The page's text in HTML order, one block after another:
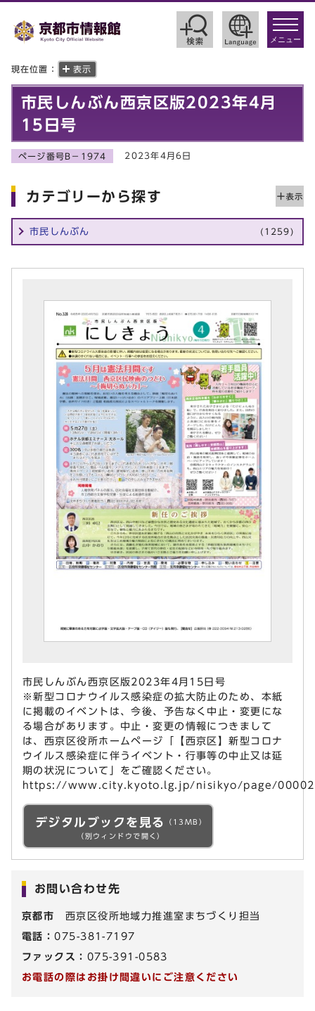
toggle
メニュー
現在位置： 表示
市民しんぶん西京区版2023年4月
15日号
ページ番号B－1974 2023年4月6日
カテゴリーから探す
市民しんぶん (1259)
市民しんぶん西京区版2023年4月15日号
※新型コロナウイルス感染症の拡大防止のため、本紙
に掲載のイベントは、今後、予告なく中止・変更にな
る場合があります。中止・変更の情報につきまして
は、西京区役所ホームページ「【西京区】新型コロナ
ウイルス感染症に伴うイベント・行事等の中止又は延
期の状況について」をご確認ください。
https://www.city.kyoto.lg.jp/nisikyo/page/
デジタルブックを見る
（13MB）
（別ウィンドウで開く）
お問い合わせ先
京都市 西京区役所地域力推進室まちづくり担当
電話：075-381-7197
ファックス： 075-391-0583
お電話の際はお掛け間違いにご注意ください